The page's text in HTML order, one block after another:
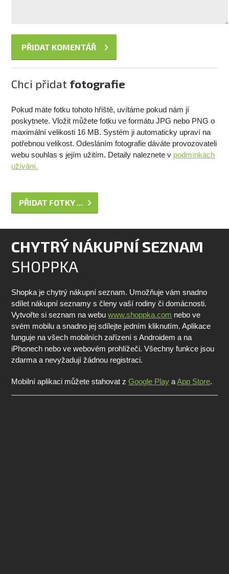
Chci přidat fotografie
Pokud máte fotku tohoto hřiště, uvítáme pokud nám jí
poskytnete. Vložit můžete fotku ve formátu JPG nebo PNG o
maximální velikosti 16 MB. Systém ji automaticky upraví na
potřebnou velikost. Odesláním fotografie dáváte provozovateli
webu souhlas s jejím užitím. Detaily naleznete v podmínkách
užívání.
PŘIDAT FOTKY ...
CHYTRÝ NÁKUPNÍ SEZNAM
SHOPPKA
Shopka je chytrý nákupní seznam. Umožňuje vám snadno
sdílet nákupní seznamy s členy vaší rodiny či domácnosti.
Vytvořte si seznam na webuwww.shoppka.com nebo ve
svém mobilu a snadno jej sdílejte jedním kliknutím. Aplikace
funguje na všech mobilních zařízení s Androidem a na
iPhonech nebo ve webovém prohlížeči. Všechny funkce jsou
zdarma a nevyžadují žádnou registraci.
Mobilní aplikaci můžete stahovat zGoogle Play aApp Store.